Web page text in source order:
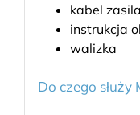
kabel
instrukcja
walizka
Do czego służy